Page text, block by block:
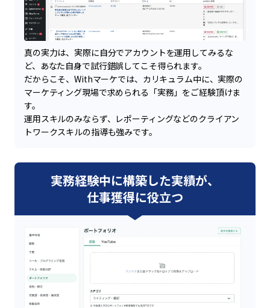
真の実力は、実際に自分でアカウントを運用してみるな
ど、あなた自身で試行錯誤してこそ得られます。
だからこそ、Withマーケでは、カリキュラム中に、実際の
マーケティング現場で求められる「実務」をご経験頂けま
す。
運用スキルのみならず、レポーティングなどのクライアン
トワークスキルの指導も強みです。
実務経験中に構築した実績が、
仕事獲得に役立つ